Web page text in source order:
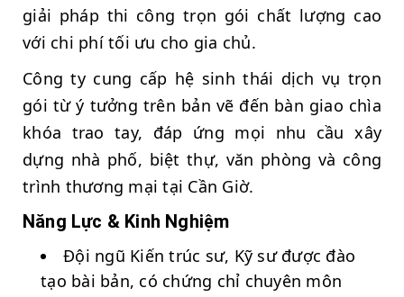
giải pháp thi công trọn gói chất lượng cao
với chi phí tối ưu cho gia chủ.
Công ty cung cấp hệ sinh thái dịch vụ trọn
gói từ ý tưởng trên bản vẽ đến bàn giao chìa
khóa trao tay, đáp ứng mọi nhu cầu xây
dựng nhà phố, biệt thự, văn phòng và công
trình thương mại tại Cần Giờ.
Năng Lực & Kinh Nghiệm
Đội ngũ Kiến trúc sư, Kỹ sư được đào
tạo bài bản, có chứng chỉ chuyên môn